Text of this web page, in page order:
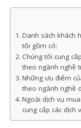
Danh sách khách
tôi gồm có:
Chúng tôi cung
theo ngành nghề
Những ưu điểm
theo ngành nghề
Ngoài dịch vụ
cung cấp các dịch